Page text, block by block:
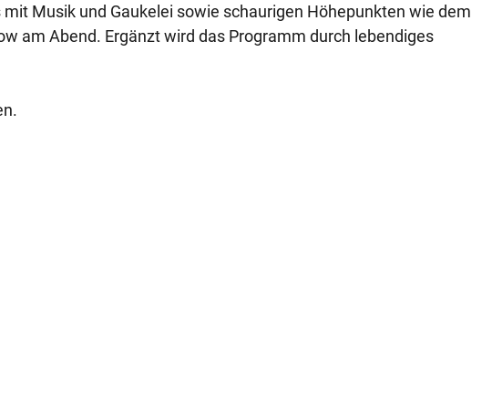
Musik und Gaukelei sowie schaurigen Höhepunkten wie dem
am Abend. Ergänzt wird das Programm durch lebendiges